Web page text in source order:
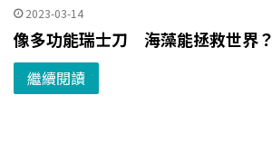
2023-03-14
像多功能瑞士刀 海藻能拯救世界？
繼續閱讀